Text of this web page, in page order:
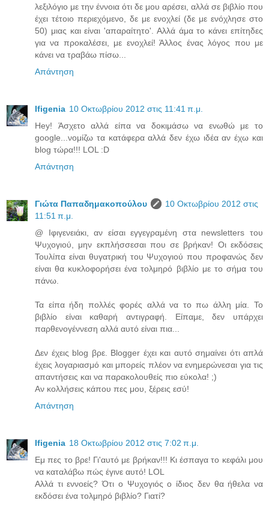
λεξιλόγιο με την έννοια ότι δε μου αρέσει, αλλά σε βιβλίο που
έχει τέτοιο περιεχόμενο, δε με ενοχλεί (δε με ενόχλησε στο
50) μιας και είναι 'απαραίτητο'. Αλλά άμα το κάνει επίτηδες
για να προκαλέσει, με ενοχλεί! Άλλος ένας λόγος που με
κάνει να τραβάω πίσω...
Απάντηση
Ifigenia 10 Οκτωβρίου 2012 στις 11:41 π.μ.
Hey! Άσχετο αλλά είπα να δοκιμάσω να ενωθώ με το
google...νομίζω τα κατάφερα αλλά δεν έχω ιδέα αν έχω και
blog τώρα!!! LOL :D
Απάντηση
Γιώτα Παπαδημακοπούλου
10 Οκτωβρίου 2012 στις
11:51 π.μ.
@ Ιφιγενειάκι, αν είσαι εγγεγραμένη στα newsletters του
Ψυχογιού, μην εκπλήσσεσαι που σε βρήκαν! Οι εκδόσεις
Τουλίπα είναι θυγατρική του Ψυχογιού που προφανώς δεν
είναι θα κυκλοφορήσει ένα τολμηρό βιβλίο με το σήμα του
πάνω.
Τα είπα ήδη πολλές φορές αλλά να το πω άλλη μία. Το
βιβλίο είναι καθαρή αντιγραφή. Είπαμε, δεν υπάρχει
παρθενογέννεση αλλά αυτό είναι πια...
Δεν έχεις blog βρε. Blogger έχει και αυτό σημαίνει ότι απλά
έχεις λογαριασμό και μπορείς πλέον να ενημερώνεσαι για τις
απαντήσεις και να παρακολουθείς πιο εύκολα! ;)
Αν κολλήσεις κάπου πες μου, ξέρεις εσύ!
Απάντηση
Ifigenia 18 Οκτωβρίου 2012 στις 7:02 π.μ.
Εμ πες το βρε! Γι'αυτό με βρήκαν!!! Κι έσπαγα το κεφάλι μου
να καταλάβω πώς έγινε αυτό! LOL
Αλλά τι εννοείς? Ότι ο Ψυχογιός ο ίδιος δεν θα ήθελα να
εκδόσει ένα τολμηρό βιβλίο? Γιατί?